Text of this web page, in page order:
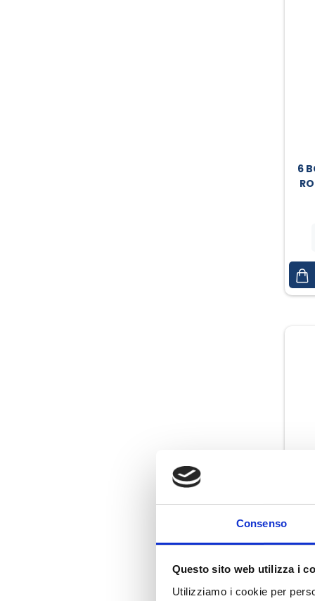
Consenso
Questo sito web utilizza i
Utilizziamo i cookie per
6